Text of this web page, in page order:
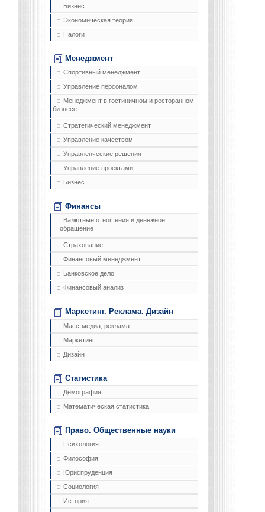
Бизнес
Экономическая теория
Налоги
Менеджмент
Спортивный менеджмент
Управление персоналом
Менеджмент в гостиничном и ресторанном
бизнесе
Стратегический менеджмент
Управление качеством
Управленческие решения
Управление проектами
Бизнес
Финансы
Валютные отношения и денежное
обращение
Страхование
Финансовый менеджмент
Банковское дело
Финансовый анализ
Маркетинг. Реклама. Дизайн
Масс-медиа, реклама
Маркетинг
Дизайн
Статистика
Демография
Математическая статистика
Право. Общественные науки
Психология
Философия
Юриспруденция
Социология
История